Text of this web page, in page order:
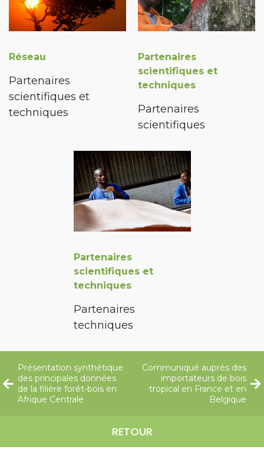
Réseau
Partenaires
scientifiques et
techniques
Partenaires
scientifiques et
techniques
Partenaires
scientifiques
Partenaires
scientifiques et
techniques
Partenaires
techniques
Présentation synthétique
des principales données
de la filière forêt-bois en
Afrique Centrale
RETOUR
Communiqué auprès des
importateurs de bois
tropical en France et en
Belgique